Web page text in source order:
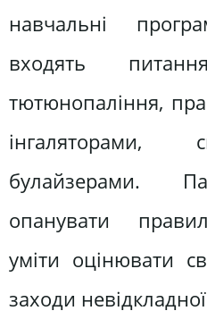
навчальні
входять
тютюнопаління,
інгаляторами,
булайзерами.
опанувати
уміти оцінювати
заходи